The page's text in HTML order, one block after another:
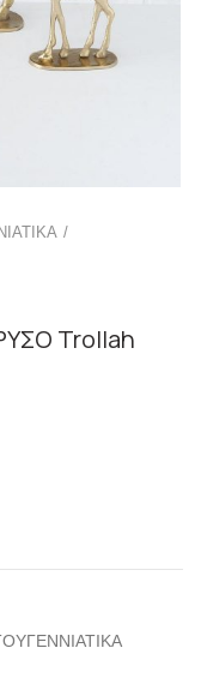
Trollah